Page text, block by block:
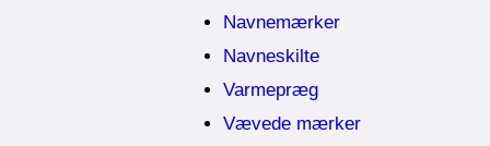
Navnemærker
Navneskilte
Varmepræg
Vævede mærker